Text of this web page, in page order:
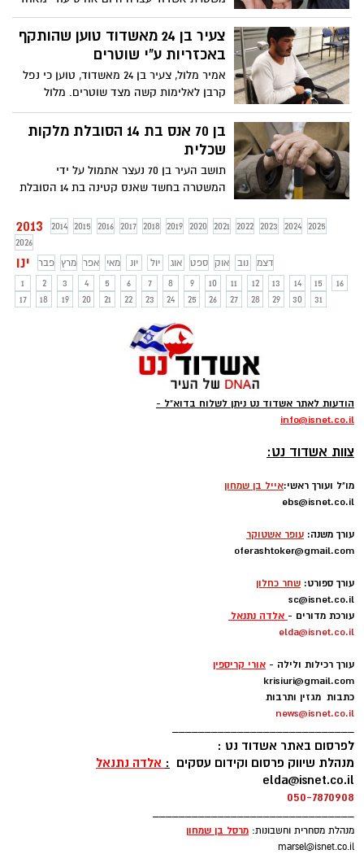
המוסדות הסיעודים בעיר. הוא חשוד שתקף
מינית את אחת החוסות במוסד, קשישה בת
75 שלא יכלה להתנגד למעשיו. הוא יובא מחר
צעיר בן 24 מאשדוד טוען שהותקף
באכזריות ע"י שוטרים
אמיר מלול, צעיר בן 24 מאשדוד, טוען כי נפל
קרבן לאלימות קשה מצד שוטרים. מלול
מספר כי שוטרים בקשו להתלוות אליהם, ללא
סיבה נראית לעין לקחו אותו לחדר מעצר,
אזקו אותו בידיו וברגליו והכו בו באכזריות.
זעקותיו.
בן 70 אנס בת 14 הסובלת מלקות
שכלית
תושב העיר בן 70 נעצר אתמול על ידי
המשטרה בחשד שאנס קטינה בת 14 הסובלת
האונס, פתחה משטרת אשדוד בחקירה
במהלכה נגבתה עדות מהקטינה על ידי
חוקרת ילדים. היום יובא הקשיש אל בית
המשפט לצורך הארכת מעצרו.
2013 2014 2015 2016 2017 2018 2019 2020 2021 2022 2023 2024 2025
2026
ינו פבר מרץ אפר מאי יונ יול אוג ספט אוק נוב
דצמ
1
2 3 4 5 6 7 8 9 10 11 12 13 14 15
16
17
18 19 20 21 22 23 24 25 26 27 28 29 30 31
הודעות לאתר אשדוד נט ניתן לשלוח בדוא"ל -
info@isnet.co.il
צוות אשדוד נט:
מו"ל ועורך ראשי:אייל בן שמחון
ebs@isnet.co.il
עורך משנה: עופר אשטוקר
oferashtoker@gmail.com
עורך ספורט: שחר כחלון
sc@isnet.co.il
עורכת מדורים - אלדה נתנאל
elda@isnet.co.il
עורך רכילות ולילה - אורי קריספין
krisiuri@gmail.com
כתבות מגזין ותרבות
news@isnet.co.il
____________________________
לפרסום באתר אשדוד נט :
מנהלת שיווק פרסום וקידום עסקים : אלדה נתנאל
elda@isnet.co.il
050-7870908
_______________________________
מנהלת מסחרית וחשבונות: מרסל בן שמחון
marsel@isnet.co.il